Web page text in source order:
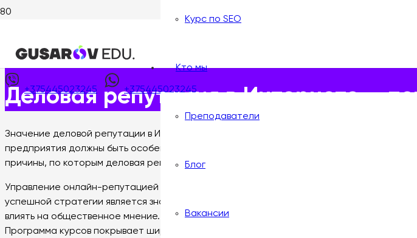
Курс по SEO
Кто мы
Преподаватели
Блог
Вакансии
+375445023245 +375445023245
Опубликовано:28 июля, 2025
Деловая репутация в Интернете —
Значение деловой репутации в Интернете невозможно переоценить в нынешнюю
предприятия должны быть особенно внимательны к своей онлайн-репутации, чтобы
причины, по которым деловая репутация в Интернете так важна, и то, как компании
Управление онлайн-репутацией требует комплексного подхода и глубокого
успешной стратегии является знание инструментов интернет-маркетинга, которые
влиять на общественное мнение. Обучение накурсах по интернет маркетингу
от
Программа курсов покрывает широкий спектр тем, от SEO и SMM до кризисного PR и